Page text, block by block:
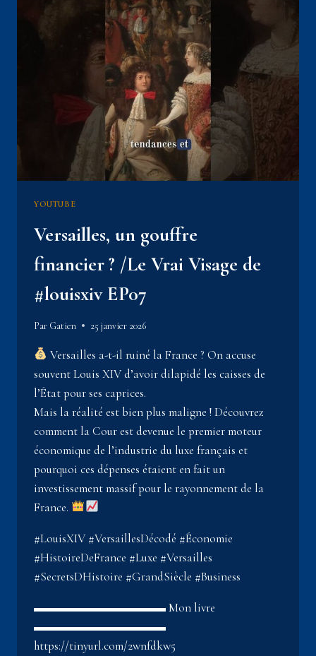
YOUTUBE
Versailles, un gouffre
financier ? /Le Vrai Visage de
#louisxiv EP07
Par Gatien 25 janvier 2026
Versailles a-t-il ruiné la France ? On accuse
souvent Louis XIV d’avoir dilapidé les caisses de
l’État pour ses caprices.
Mais la réalité est bien plus maligne ! Découvrez
comment la Cour est devenue le premier moteur
économique de l’industrie du luxe français et
pourquoi ces dépenses étaient en fait un
investissement massif pour le rayonnement de la
France.
#LouisXIV #VersaillesDécodé #Économie
#HistoireDeFrance #Luxe #Versailles
#SecretsDHistoire #GrandSiècle #Business
▬▬▬▬▬▬▬▬▬▬▬ Mon livre
▬▬▬▬▬▬▬▬▬▬▬
https://tinyurl.com/2wnfdkw5